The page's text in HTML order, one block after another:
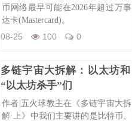
币网络最早可能在2026年超过万事
达卡(Mastercard)。
08-25 100 0
多链宇宙大拆解：以太坊和
“以太坊杀手”们
作者|五火球教主在《多链宇宙大拆
解·上》中我们主要讲的是比特币、